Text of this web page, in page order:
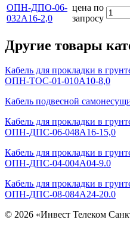
ОПН-ДПО-06-
032А16-2,0
цена по
запросу
Другие товары
Кабель для прокладки в
ОПН-ТОС-01-010А10-8,0
Кабель подвесной
Кабель для прокладки в
ОПН-ДПС-06-048А16-15,0
Кабель для прокладки в
ОПН-ДПС-04-004А04-9.0
Кабель для прокладки в
ОПН-ДПС-08-084А24-20.0
© 2026 «Инвест Телеком